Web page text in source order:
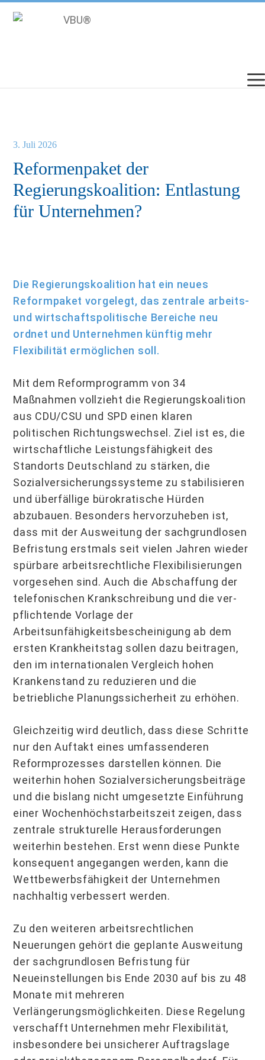
Inhalt
Reformenpaket der
Regierungskoalition: Entlastung
für Unternehmen?
3. Juli 2026
Die Regierungskoalition hat ein neues
Reformpaket vorgelegt, das zentrale arbeits‑
und wirtschaftspolitische Bereiche neu
ordnet und Unternehmen künftig mehr
Flexibilität er­möglichen soll.
Mit dem Reformprogramm von 34
Maßnahmen vollzieht die Regierungskoalition
aus CDU/CSU und SPD einen klaren
politischen Richtungswechsel. Ziel ist es, die
wirt­schaftliche Leistungsfähigkeit des
Standorts Deutschland zu stärken, die
Sozialversi­cherungssysteme zu stabilisieren
und überfällige bürokratische Hürden
abzubauen. Be­sonders hervorzuheben ist,
dass mit der Ausweitung der sachgrundlosen
Befristung erstmals seit vielen Jahren wieder
spürbare arbeitsrechtliche Flexibilisierungen
vorge­sehen sind. Auch die Abschaffung der
telefonischen Krankschreibung und die ver­
pflichtende Vorlage der
Arbeitsunfähigkeitsbescheinigung ab dem
ersten Krankheitstag sollen dazu beitragen,
den im internationalen Vergleich hohen
Krankenstand zu redu­zieren und die
betriebliche Planungssicherheit zu erhöhen.
Gleichzeitig wird deutlich, dass diese Schritte
nur den Auftakt eines umfassenderen
Reformprozesses darstellen können. Die
weiterhin hohen Sozialversicherungsbeiträge
und die bislang nicht umgesetzte Einführung
einer Wochenhöchstarbeitszeit zeigen, dass
zentrale strukturelle Herausforderungen
weiterhin bestehen. Erst wenn diese Punkte
konsequent angegangen werden, kann die
Wettbewerbsfähigkeit der Unterneh­men
nachhaltig verbessert werden.
Zu den weiteren arbeitsrechtlichen
Neuerungen gehört die geplante Ausweitung
der sachgrundlosen Befristung für
Neueinstellungen bis Ende 2030 auf bis zu 48
Monate mit mehreren
Verlängerungsmöglichkeiten. Diese Regelung
verschafft Unternehmen mehr Flexibilität,
insbesondere bei unsicherer Auftragslage